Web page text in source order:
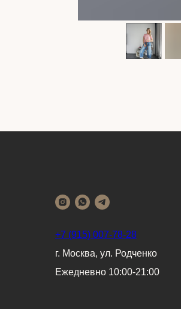
+7 (915) 007-78-28
г. Москва, ул. Родченко
Ежедневно 10:00-21:00